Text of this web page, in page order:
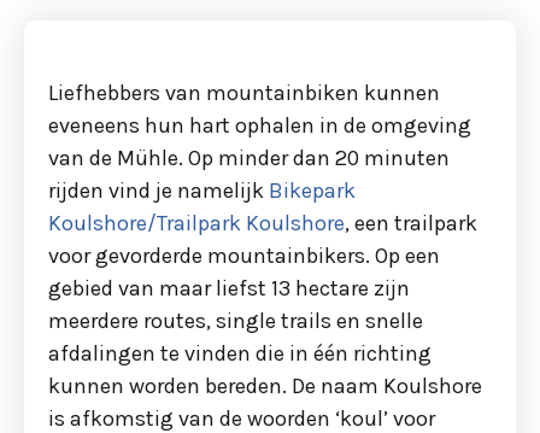
Liefhebbers van mountainbiken kunnen
eveneens hun hart ophalen in de omgeving
van de Mühle. Op minder dan 20 minuten
rijden vind je namelijk Bikepark
Koulshore/Trailpark Koulshore, een trailpark
voor gevorderde mountainbikers. Op een
gebied van maar liefst 13 hectare zijn
meerdere routes, single trails en snelle
afdalingen te vinden die in één richting
kunnen worden bereden. De naam Koulshore
is afkomstig van de woorden ‘koul’ voor